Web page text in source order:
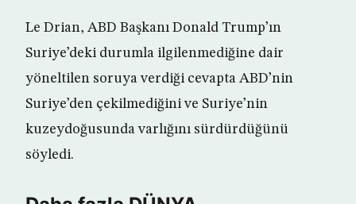
Le Drian, ABD Başkanı Donald Trump’ın
Suriye’deki durumla ilgilenmediğine dair
yöneltilen soruya verdiği cevapta ABD’nin
Suriye’den çekilmediğini ve Suriye’nin
kuzeydoğusunda varlığını sürdürdüğünü
söyledi.